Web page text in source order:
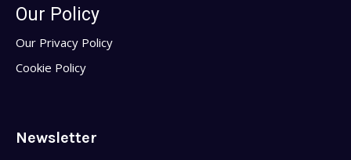
Our Policy
Our Privacy Policy
Cookie Policy
Newsletter